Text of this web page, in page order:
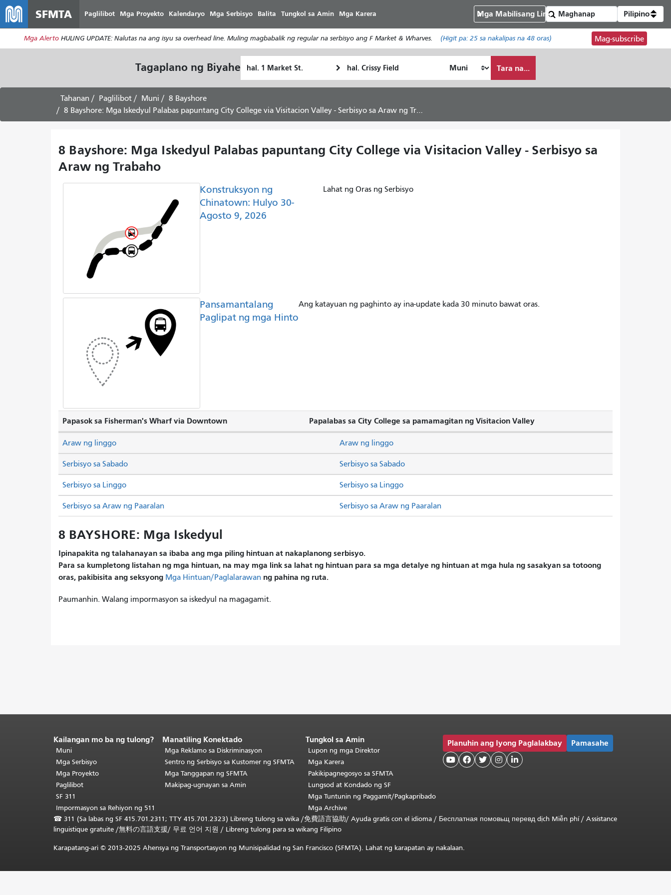
ang
pangunahing
nilalaman
SFMTA Paglilibot Mga Proyekto Kalendaryo Mga Serbisyo Balita Tungkol sa Amin Mga Karera Mga Mabilisang Link Pilipino
Mga Alerto HULING UPDATE: Nalutas na ang isyu sa overhead line. Muling magbabalik ng regular na serbisyo ang F Market & Wharves. (Higit pa: 25sa nakalipas na 48 oras) Mag-subscribe
Tagaplano ng Biyahe
Pagtatapos
Paano
ko
maglakbay
Tara na...
Tahanan Paglilibot Muni
8 Bayshore
8 Bayshore: Mga Iskedyul Palabas papuntang City College via Visitacion Valley - Serbisyo sa Araw ng Trabaho
8 Bayshore: Mga Iskedyul Palabas papuntang City College via Visitacion Valley - Serbisyo sa
Araw ng Trabaho
Konstruksyon ng
Chinatown: Hulyo 30-
Agosto 9, 2026
Lahat ng Oras ng Serbisyo
Pansamantalang
Paglipat ng mga Hinto
Ang katayuan ng paghinto ay ina-update kada 30 minuto bawat oras.
Papasok sa Fisherman's Wharf via Downtown Papalabas sa City College sa pamamagitan ng Visitacion Valley
Serbisyo sa Sabado Serbisyo sa Sabado
Serbisyo sa Linggo Serbisyo sa Linggo
Araw ng linggo Araw ng linggo
Serbisyo sa Araw ng Paaralan Serbisyo sa Araw ng Paaralan
8 BAYSHORE: Mga Iskedyul
Ipinapakita ng talahanayan sa ibaba ang mga piling hintuan at nakaplanong serbisyo.
Para sa kumpletong listahan ng mga hintuan, na may mga link sa lahat ng hintuan para sa mga detalye ng hintuan at mga hula ng sasakyan sa totoong
oras, pakibisita ang seksyong Mga Hintuan/Paglalarawan ng pahina ng ruta.
Paumanhin. Walang impormasyon sa iskedyul na magagamit.
Katapusan
ng
nilalaman
ng
pahina.Ang
natitirang
pahinang
ito
ay
Kailangan mo ba ng tulong?
Muni
Mga Serbisyo
Mga Proyekto
Paglilibot
SF 311
Impormasyon sa Rehiyon ng 511
Manatiling Konektado
Mga Reklamo sa Diskriminasyon
Sentro ng Serbisyo sa Kustomer ng SFMTA
Mga Tanggapan ng SFMTA
Makipag-ugnayan sa Amin
Tungkol sa Amin
Lupon ng mga Direktor
Mga Karera
Pakikipagnegosyo sa SFMTA
Lungsod at Kondado ng SF
Mga Tuntunin ng Paggamit/Pagkapribado
Mga Archive
Planuhin ang Iyong Paglalakbay Pamasahe
    
☎ 311 (Sa labas ng SF 415.701.2311; TTY 415.701.2323) Libreng tulong sa wika /免費語言協助/ Ayuda gratis con el idioma / Бесплатная помовьщ перевд dịch Miễn phí/ Assistance
linguistique gratuite /無料の言語支援/ 무료 언어 지원 / Libreng tulong para sa wikang Filipino
Karapatang-ari © 2013-2025 Ahensya ng Transportasyon ng Munisipalidad ng San Francisco (SFMTA). Lahat ng karapatan ay nakalaan.